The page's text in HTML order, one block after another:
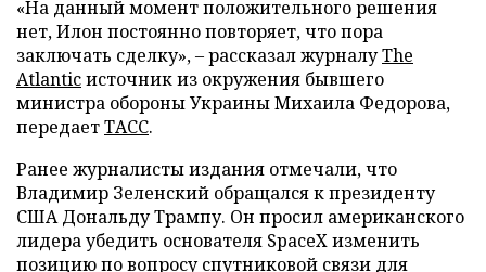
«На данный момент положительного решения
нет, Илон постоянно повторяет, что пора
заключать сделку», – рассказал журналуThe
Atlanticисточник из окружения бывшего
министра обороны Украины Михаила Федорова,
передаетТАСС.
Ранее журналисты издания отмечали, что
Владимир Зеленский обращался к президенту
США Дональду Трампу. Он просил американского
лидера убедить основателя SpaceX изменить
позицию по вопросу спутниковой связи для